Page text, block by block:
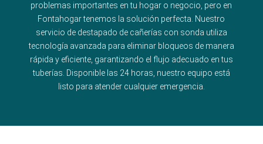
problemas importantes en tu hogar o negocio, pero en
Fontahogar tenemos la solución perfecta. Nuestro
servicio de destapado de cañerías con sonda utiliza
tecnología avanzada para eliminar bloqueos de manera
rápida y eficiente, garantizando el flujo adecuado en tus
tuberías. Disponible las 24 horas, nuestro equipo está
listo para atender cualquier emergencia.